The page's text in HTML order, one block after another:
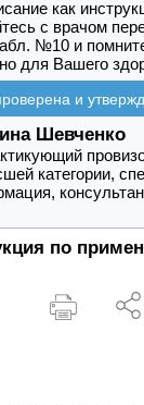
как
с врачом
№10 и
для Вашего
и
Шевченко
категории,
по